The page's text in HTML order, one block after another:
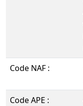
Code NAF :
Code APE :